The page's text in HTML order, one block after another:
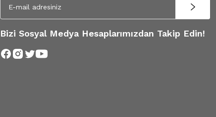
Bizi Sosyal Medya Hesaplarımızdan Takip Edin!